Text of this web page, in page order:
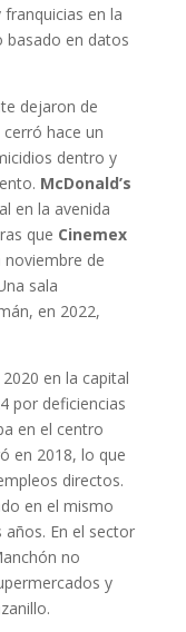
en la
basado en datos
dejaron de
cerró hace un
dentro y
McDonald’s
en la avenida
que Cinemex
noviembre de
sala
en 2022,
en la capital
por deficiencias
en el centro
en 2018, lo que
directos.
en el mismo
En el sector
no
y